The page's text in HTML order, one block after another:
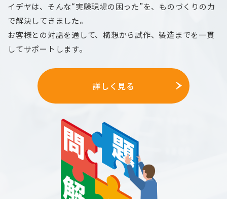
イデヤは、そんな“実験現場の困った”を、ものづくりの力
で解決してきました。
お客様との対話を通して、構想から試作、製造までを一貫
してサポートします。
詳しく見る